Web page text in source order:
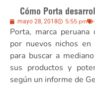
Cómo Porta
mayo 28, 2018 5:55 pm
Porta, marca
por nuevos nichos
para buscar a
sus productos y
según un informe de